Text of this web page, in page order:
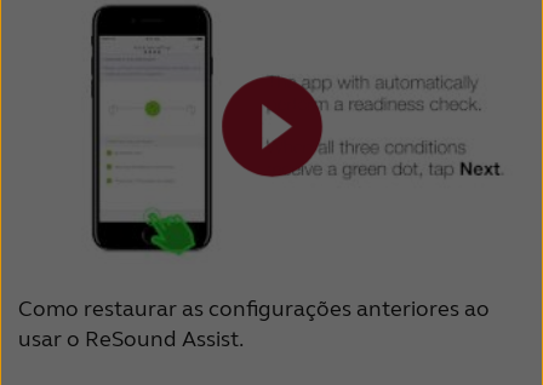
Como restaurar as configurações anteriores ao
usar o ReSound Assist.